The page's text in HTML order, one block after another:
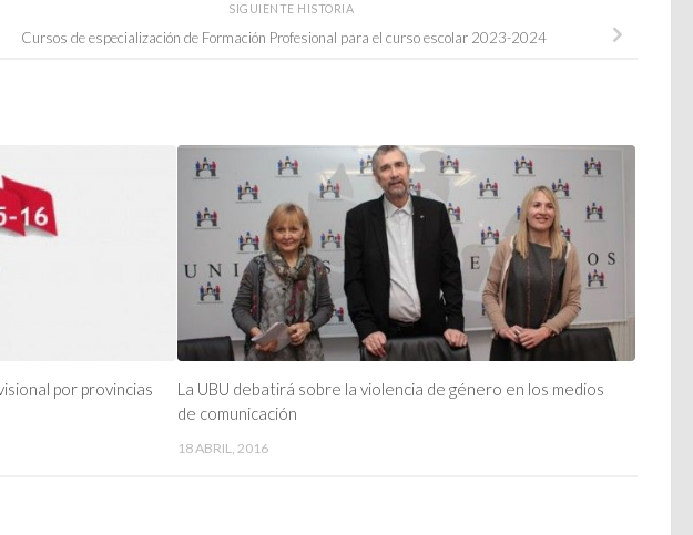
SIGUIENTE HISTORIA
Cursos de especialización de Formación Profesional para el curso escolar 2023-2024
por provincias
La UBU debatirá sobre la violencia de género en los medios
de comunicación
18 ABRIL, 2016